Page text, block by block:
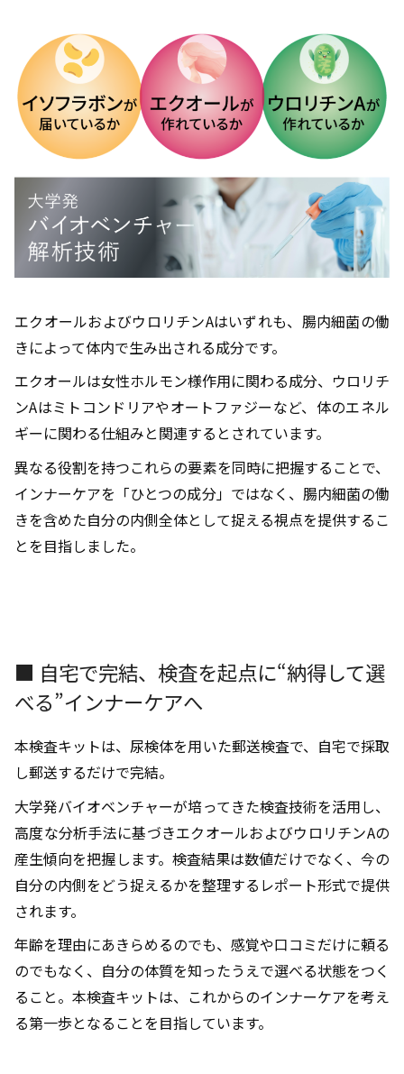
エクオールおよびウロリチンAはいずれも、腸内細菌の働
きによって体内で生み出される成分です。
エクオールは女性ホルモン様作用に関わる成分、ウロリチ
ンAはミトコンドリアやオートファジーなど、体のエネル
ギーに関わる仕組みと関連するとされています。
異なる役割を持つこれらの要素を同時に把握することで、
インナーケアを「ひとつの成分」ではなく、腸内細菌の働
きを含めた自分の内側全体として捉える視点を提供するこ
とを目指しました。
■ 自宅で完結、検査を起点に“納得して選
べる”インナーケアへ
本検査キットは、尿検体を用いた郵送検査で、自宅で採取
し郵送するだけで完結。
大学発バイオベンチャーが培ってきた検査技術を活用し、
高度な分析手法に基づきエクオールおよびウロリチンAの
産生傾向を把握します。検査結果は数値だけでなく、今の
自分の内側をどう捉えるかを整理するレポート形式で提供
されます。
年齢を理由にあきらめるのでも、感覚や口コミだけに頼る
のでもなく、自分の体質を知ったうえで選べる状態をつく
ること。本検査キットは、これからのインナーケアを考え
る第一歩となることを目指しています。